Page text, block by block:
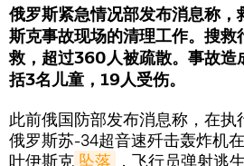
俄罗斯紧急情况部发布消息称
斯克事故现场的清理工作。搜
救，超过360人被疏散。事故造
括3名儿童，19人受伤。
此前俄国防部发布消息称，在执
俄罗斯苏-34超音速歼击轰炸机
叶伊斯克 坠落
，飞行员弹射逃生